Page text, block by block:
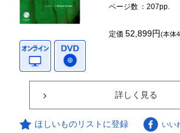
ページ数 ：207pp.
定価52,899円(本体
詳しく見る
ほしいものリストに登録 いい